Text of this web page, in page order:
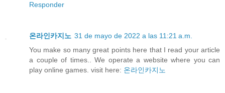
Responder
온라인카지노 31 de mayo de 2022 a las 11:21 a.m.
You make so many great points here that I read your article
a couple of times.. We operate a website where you can
play online games. visit here: 온라인카지노